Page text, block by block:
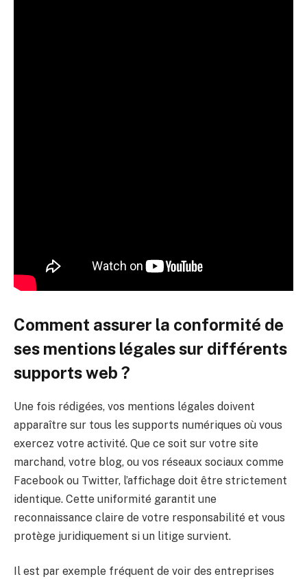
Comment assurer la conformité de
ses mentions légales sur différents
supports web ?
Une fois rédigées, vos mentions légales doivent
apparaître sur tous les supports numériques où vous
exercez votre activité. Que ce soit sur votre site
marchand, votre blog, ou vos réseaux sociaux comme
Facebook ou Twitter, l’affichage doit être strictement
identique. Cette uniformité garantit une
reconnaissance claire de votre responsabilité et vous
protège juridiquement si un litige survient.
Il est par exemple fréquent de voir des entreprises